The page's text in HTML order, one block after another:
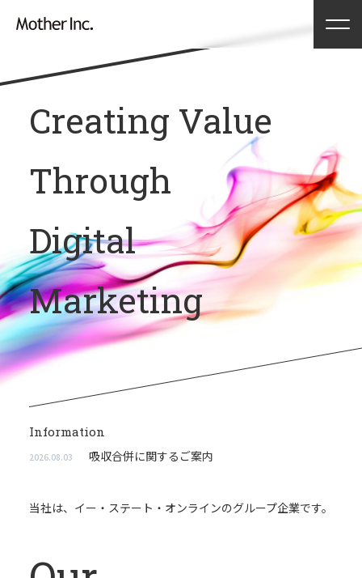
Creating Value
Through
Digital
Marketing
Information
2026.08.03 吸収合併に関するご案内
当社は、イー・ステート・オンラインのグループ企業です。